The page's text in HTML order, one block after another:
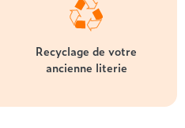
Recyclage de votre
ancienne literie